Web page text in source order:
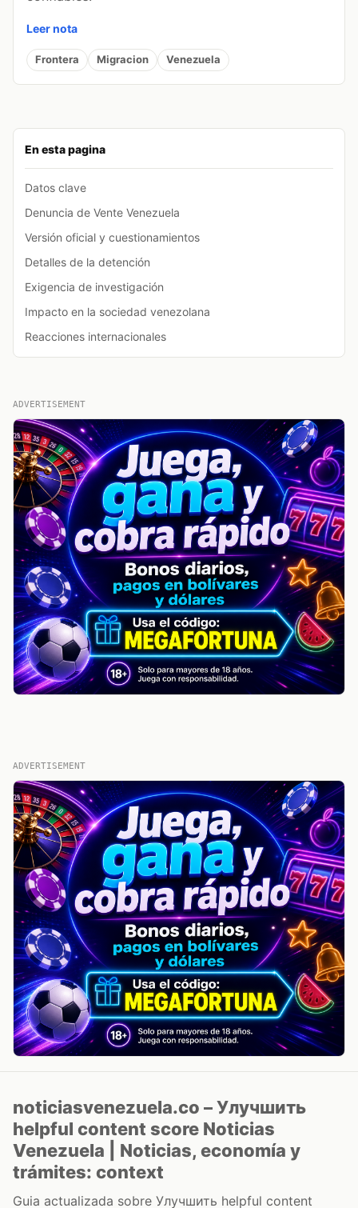
En esta pagina
Datos clave
Denuncia de Vente Venezuela
Versión oficial y cuestionamientos
Detalles de la detención
Exigencia de investigación
Impacto en la sociedad venezolana
Reacciones internacionales
Leer nota
Frontera Migracion Venezuela
ADVERTISEMENT
ADVERTISEMENT
noticiasvenezuela.co – Улучшить
helpful content score Noticias
Venezuela | Noticias, economía y
trámites: context
Guia actualizada sobre Улучшить helpful content